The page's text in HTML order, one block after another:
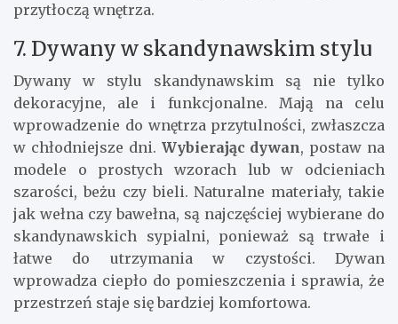
przytłoczą wnętrza.
7. Dywany w skandynawskim stylu
Dywany w stylu skandynawskim są nie tylko
dekoracyjne, ale i funkcjonalne. Mają na celu
wprowadzenie do wnętrza przytulności, zwłaszcza
w chłodniejsze dni. Wybierając dywan, postaw na
modele o prostych wzorach lub w odcieniach
szarości, beżu czy bieli. Naturalne materiały, takie
jak wełna czy bawełna, są najczęściej wybierane do
skandynawskich sypialni, ponieważ są trwałe i
łatwe do utrzymania w czystości. Dywan
wprowadza ciepło do pomieszczenia i sprawia, że
przestrzeń staje się bardziej komfortowa.